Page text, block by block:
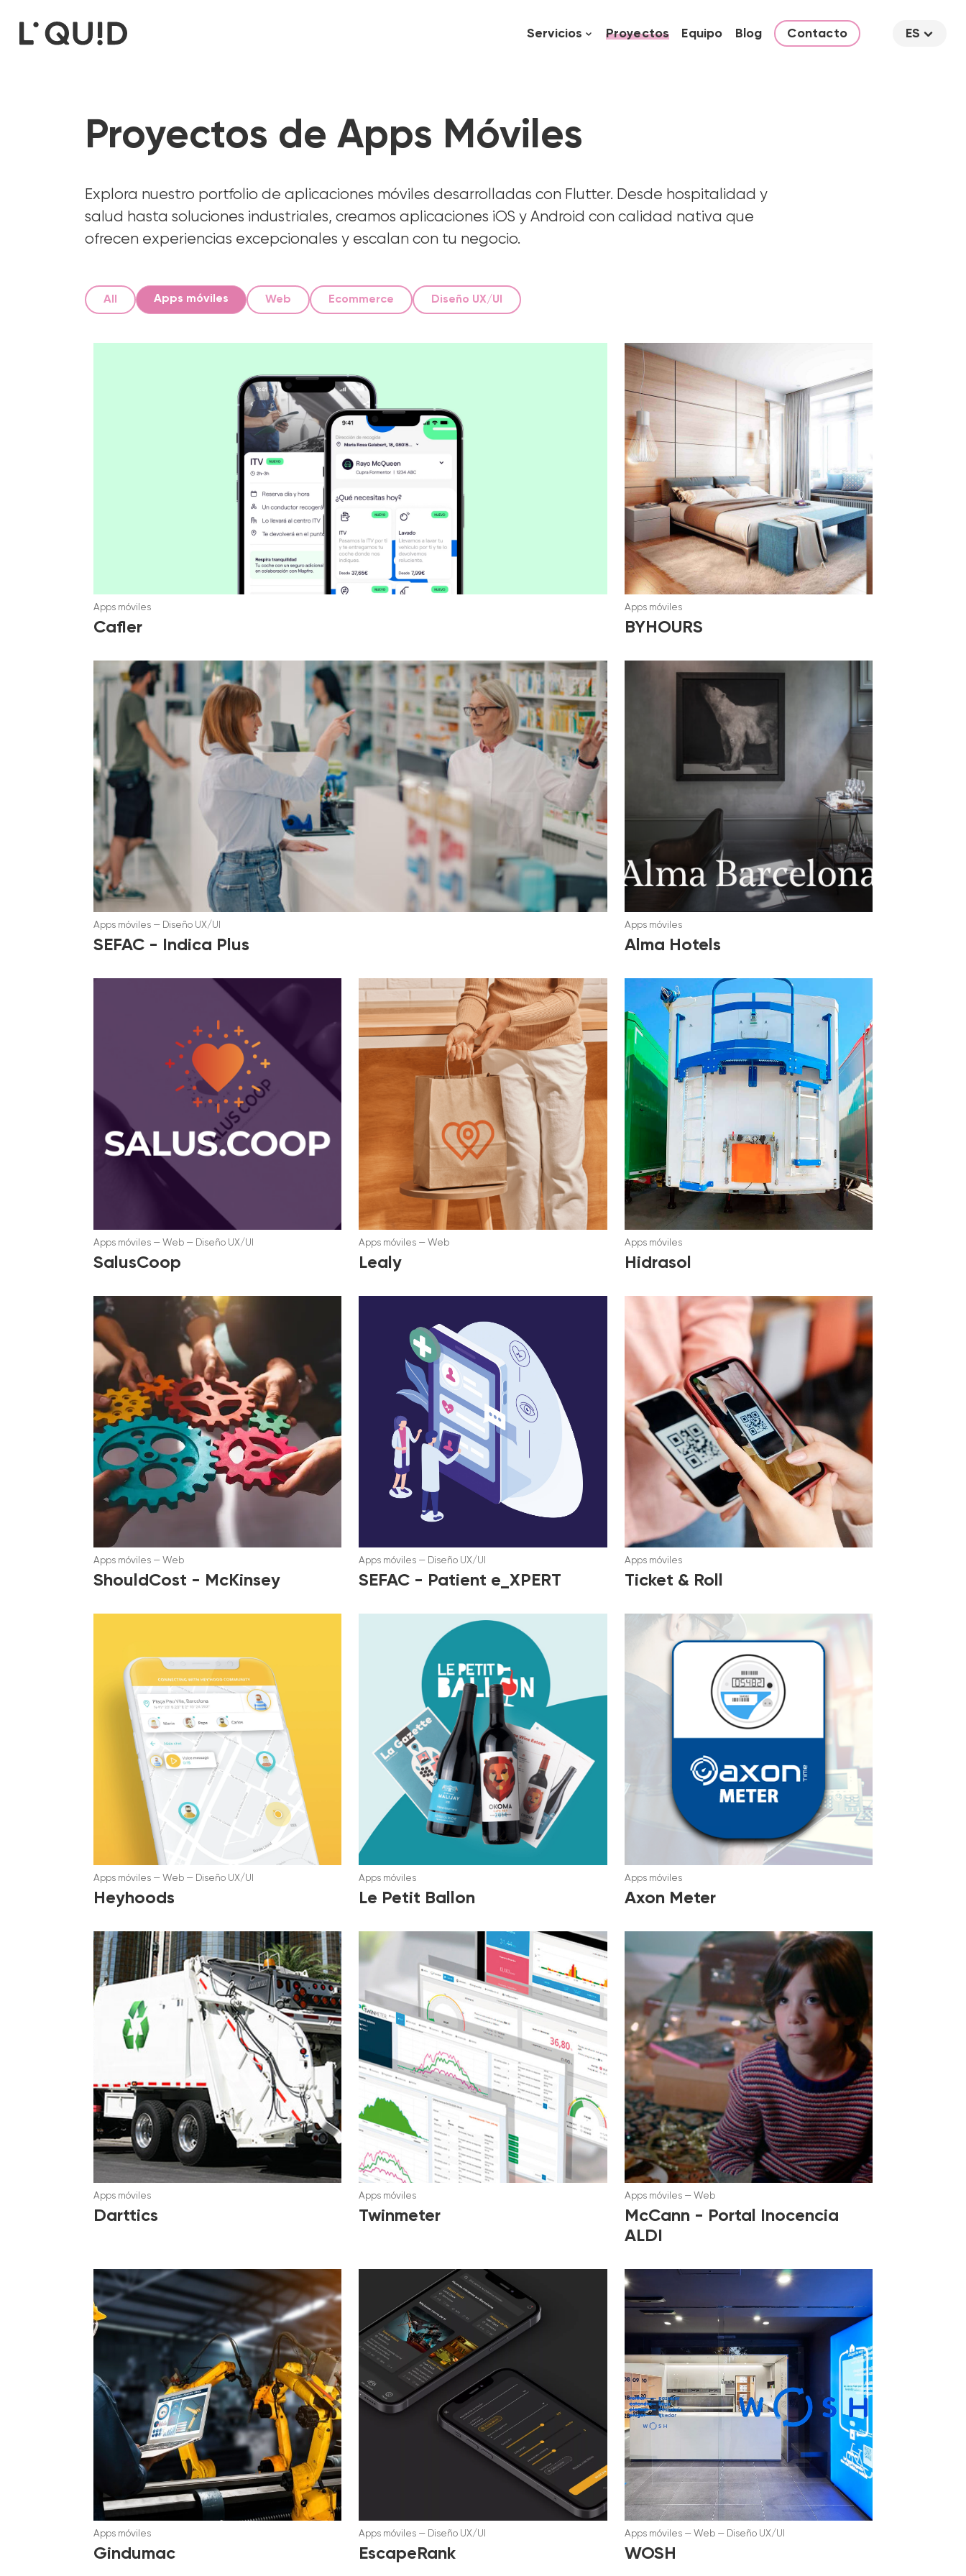
Servicios Proyectos Equipo Blog Contacto ES
Proyectos de Apps Móviles
Explora nuestro portfolio de aplicaciones móviles desarrolladas con Flutter. Desde hospitalidad y
salud hasta soluciones industriales, creamos aplicaciones iOS y Android con calidad nativa que
ofrecen experiencias excepcionales y escalan con tu negocio.
All Apps móviles Web Ecommerce Diseño UX/UI
Apps móviles
Cafler
Apps móviles
BYHOURS
Apps móviles — Diseño UX/UI
SEFAC - Indica Plus
Apps móviles
Alma Hotels
Apps móviles — Web — Diseño UX/UI
SalusCoop
Apps móviles —Web
Lealy
Apps móviles
Hidrasol
Apps móviles — Web
ShouldCost - McKinsey
Apps móviles — Diseño UX/UI
SEFAC - Patient e_XPERT
Apps móviles
Ticket & Roll
Apps móviles — Web — Diseño UX/UI
Heyhoods
Apps móviles
Le Petit Ballon
Apps móviles
Axon Meter
Apps móviles
Darttics
Apps móviles
Twinmeter
Apps móviles — Web
McCann - Portal Inocencia
ALDI
Apps móviles
Gindumac
Apps móviles — Diseño UX/UI
EscapeRank
Apps móviles — Web — Diseño UX/UI
WOSH